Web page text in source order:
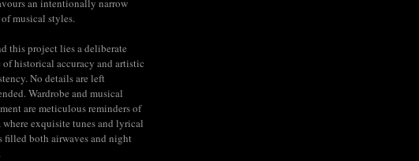
an intentionally narrow
musical styles.
this project lies a deliberate
of historical accuracy and artistic
No details are left
Wardrobe and musical
are meticulous reminders of
where exquisite tunes and lyrical
filled both airwaves and night